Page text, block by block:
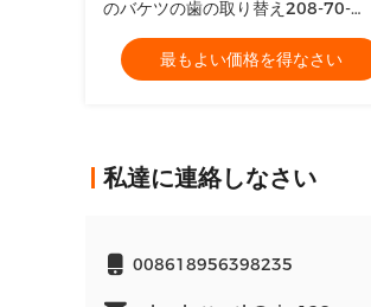
のバケツの歯の取り替え208-70-
14270RC
最もよい価格を得なさい
私達に連絡しなさい
008618956398235